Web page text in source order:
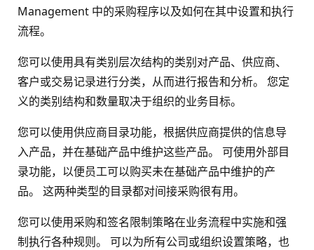
Management 中的采购程序以及如何在其中设置和执行
流程。
您可以使用具有类别层次结构的类别对产品、供应商、
客户或交易记录进行分类，从而进行报告和分析。 您定
义的类别结构和数量取决于组织的业务目标。
您可以使用供应商目录功能，根据供应商提供的信息导
入产品，并在基础产品中维护这些产品。 可使用外部目
录功能，以便员工可以购买未在基础产品中维护的产
品。 这两种类型的目录都对间接采购很有用。
您可以使用采购和签名限制策略在业务流程中实施和强
制执行各种规则。 可以为所有公司或组织设置策略，也